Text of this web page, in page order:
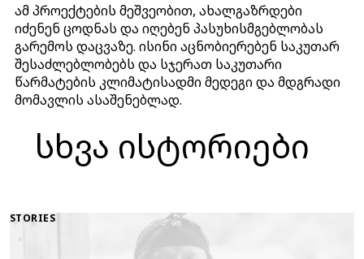
ამ პროექტების მეშვეობით, ახალგაზრდები
იძენენ ცოდნას და იღებენ პასუხისმგებლობას
გარემოს დაცვაზე. ისინი აცნობიერებენ საკუთარ
შესაძლებლობებს და სჯერათ საკუთარი
წარმატების კლიმატისადმი მედეგი და მდგრადი
მომავლის ასაშენებლად.
სხვა ისტორიები
STORIES